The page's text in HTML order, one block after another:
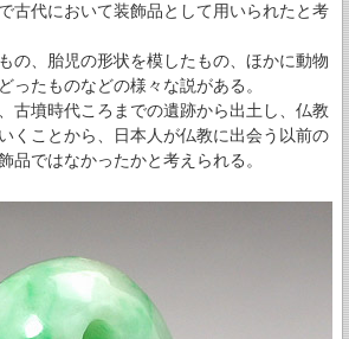
古代において装飾品として用いられたと考
の、胎児の形状を模したもの、ほかに動物
ったものなどの様々な説がある。
古墳時代ころまでの遺跡から出土し、仏教
くことから、日本人が仏教に出会う以前の
品ではなかったかと考えられる。